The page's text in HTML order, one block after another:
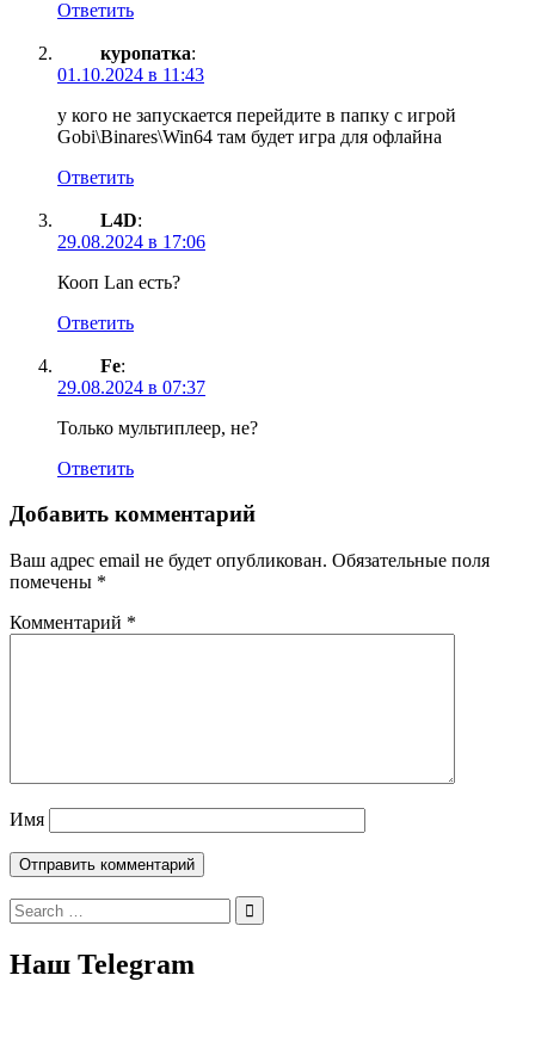
Ответить
куропатка:
01.10.2024 в 11:43
у кого не запускается перейдите в папку с игрой
Gobi\Binares\Win64 там будет игра для офлайна
Ответить
L4D:
29.08.2024 в 17:06
Кооп Lan есть?
Ответить
Fe:
29.08.2024 в 07:37
Только мультиплеер, не?
Ответить
Добавить комментарий
Ваш адрес email не будет опубликован. Обязательные поля
помечены *
Комментарий *
Имя
Search
for:
Наш Telegram